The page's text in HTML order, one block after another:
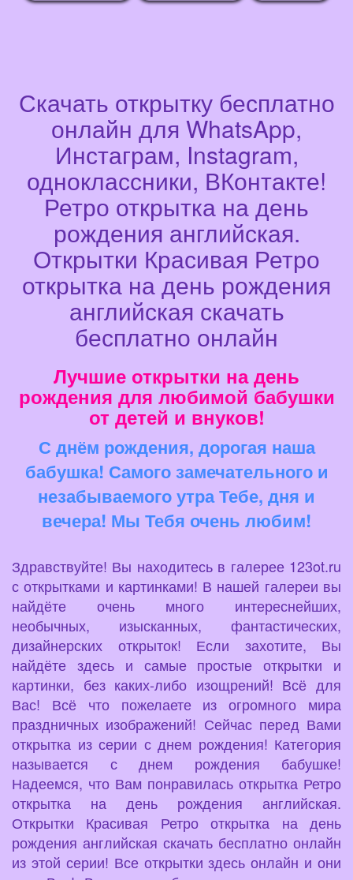
Скачать открытку бесплатно
онлайн для WhatsApp,
Инстаграм, Instagram,
одноклассники, ВКонтакте!
Ретро открытка на день
рождения английская.
Открытки Красивая Ретро
открытка на день рождения
английская скачать
бесплатно онлайн
Лучшие открытки на день
рождения для любимой бабушки
от детей и внуков!
С днём рождения, дорогая наша
бабушка! Самого замечательного и
незабываемого утра Тебе, дня и
вечера! Мы Тебя очень любим!
Здравствуйте! Вы находитесь в галерее 123ot.ru
с открытками и картинками! В нашей галереи вы
найдёте очень много интереснейших,
необычных, изысканных, фантастических,
дизайнерских открыток! Если захотите, Вы
найдёте здесь и самые простые открытки и
картинки, без каких-либо изощрений! Всё для
Вас! Всё что пожелаете из огромного мира
праздничных изображений! Сейчас перед Вами
открытка из серии с днем рождения! Категория
называется с днем рождения бабушке!
Надеемся, что Вам понравилась открытка Ретро
открытка на день рождения английская.
Открытки Красивая Ретро открытка на день
рождения английская скачать бесплатно онлайн
из этой серии! Все открытки здесь онлайн и они